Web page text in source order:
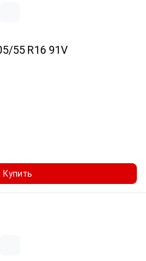
55 R16 91V
Купить